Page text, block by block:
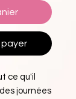
ce qu'il
journées